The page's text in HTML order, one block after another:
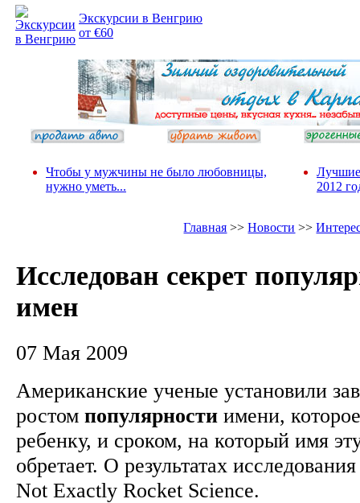
Экскурсии в Венгрию
от €60
Чтобы у мужчины не было любовницы,
нужно уметь...
Лучшие
2012
Главная >>Новости >>
Исследован секрет
имен
07 Мая 2009
Американские ученые установили
ростом популярности имени,
ребенку, и сроком, на который имя
обретает. О результатах
Not Exactly Rocket Science.